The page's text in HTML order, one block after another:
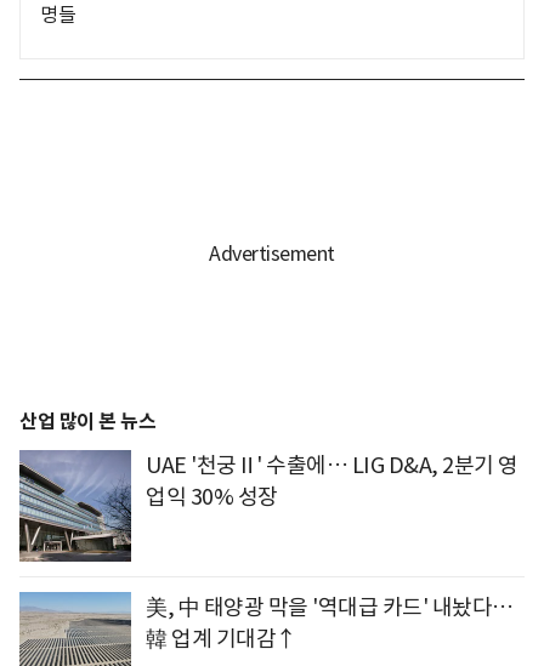
명들
산업 많이 본 뉴스
UAE '천궁Ⅱ' 수출에… LIG D&A, 2분기 영
업익 30% 성장
美, 中 태양광 막을 '역대급 카드' 내놨다…
韓 업계 기대감↑